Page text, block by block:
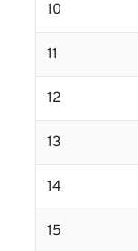
10
11
12
13
14
15